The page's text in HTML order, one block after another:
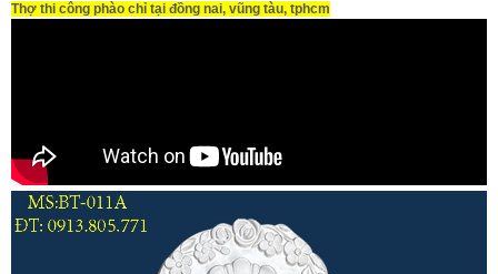
Thợ thi công phào chỉ tại đồng nai, vũng tàu, tphcm